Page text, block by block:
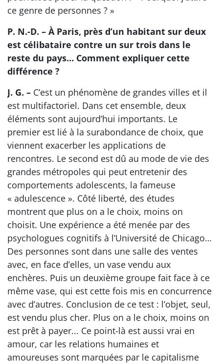
ce genre de personnes ? »
P. N.-D. – À Paris, près d’un habitant sur deux
est célibataire contre un sur trois dans le
reste du pays… Comment expliquer cette
différence ?
J. G. – C’est un phénomène de grandes villes et il
est multifactoriel. Dans cet ensemble, deux
éléments sont aujourd’hui importants. Le
premier est lié à la surabondance de choix, que
viennent exacerber les applications de
rencontres. Le second est dû au mode de vie des
grandes métropoles qui peut entretenir des
comportements adolescents, la fameuse
« adulescence ». Côté liberté, des études
montrent que plus on a le choix, moins on
choisit. Une expérience a été menée par des
psychologues cognitifs à l’Université de Chicago…
Des personnes sont dans une salle des ventes
avec, en face d’elles, un vase vendu aux
enchères. Puis un deuxième groupe fait face à ce
même vase, qui est cette fois mis en concurrence
avec d’autres. Conclusion de ce test : l’objet, seul,
est vendu plus cher. Plus on a le choix, moins on
est prêt à payer... Ce point-là est aussi vrai en
amour, car les relations humaines et
amoureuses sont marquées par le capitalisme